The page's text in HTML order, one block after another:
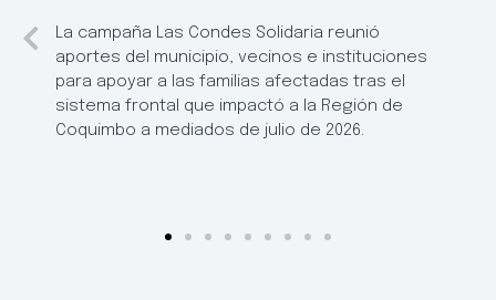
La campaña Las Condes Solidaria reunió
aportes del municipio, vecinos e instituciones
para apoyar a las familias afectadas tras el
sistema frontal que impactó a la Región de
Coquimbo a mediados de julio de 2026.